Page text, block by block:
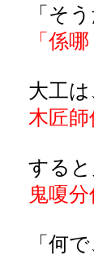
「 そ
「係
大工は
木匠師
する
鬼嗄分
「何